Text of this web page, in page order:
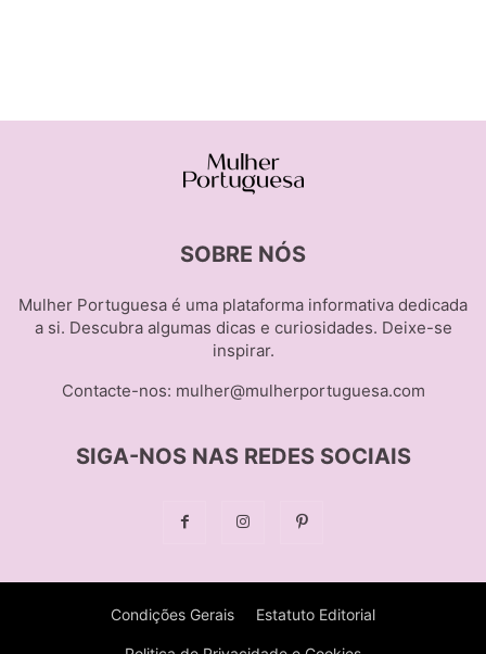
SOBRE NÓS
Mulher Portuguesa é uma plataforma informativa dedicada
a si. Descubra algumas dicas e curiosidades. Deixe-se
inspirar.
Contacte-nos: mulher@mulherportuguesa.com
SIGA-NOS NAS REDES SOCIAIS
Condições Gerais Estatuto Editorial